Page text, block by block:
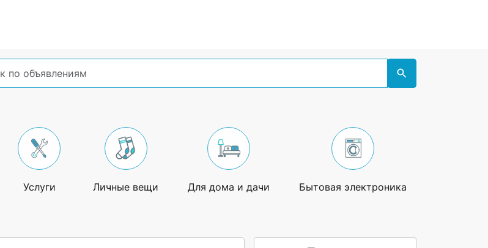
Услуги Личные вещи Для дома и дачи Бытовая электроника